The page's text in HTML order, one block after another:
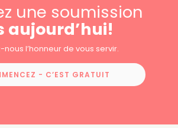
une soumission
aujourd’hui!
nous l’honneur de vous servir.
- C’EST GRATUIT